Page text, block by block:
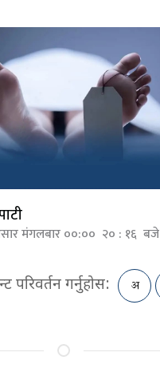
मंगलबार ००:०० २० : १६ बजे
परिवर्तन गर्नुहोस: